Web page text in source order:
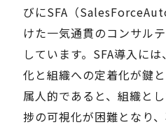
Company
Careers
News
びにSFA（
けた一気通貫のコンサル
しています。SFA導入に
化と組織への定着化が鍵
属人的であると、組織と
捗の可視化が困難となり